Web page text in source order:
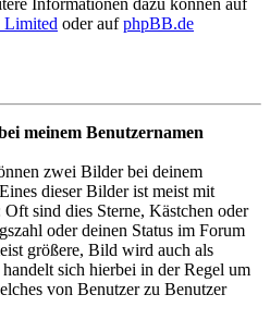
Informationen dazu können auf
oder aufphpBB.de
meinem Benutzernamen
zwei Bilder bei deinem
dieser Bilder ist meist mit
sind dies Sterne, Kästchen oder
oder deinen Status im Forum
größere, Bild wird auch als
sich hierbei in der Regel um
von Benutzer zu Benutzer